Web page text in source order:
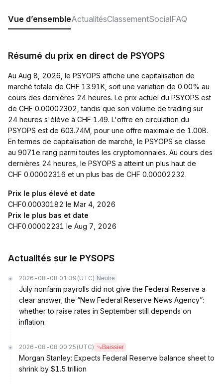
Vue d’ensembleActualitésClassementSocialFAQ
Résumé du prix en direct de PSYOPS
Au Aug 8, 2026, le PSYOPS affiche une capitalisation de
marché totale de CHF 13.91K, soit une variation de 0.00% au
cours des dernières 24 heures. Le prix actuel du PSYOPS est
de CHF 0.00002302, tandis que son volume de trading sur
24 heures s'élève à CHF 1.49. L'offre en circulation du
PSYOPS est de 603.74M, pour une offre maximale de 1.00B.
En termes de capitalisation de marché, le PSYOPS se classe
au 9071e rang parmi toutes les cryptomonnaies. Au cours des
dernières 24 heures, le PSYOPS a atteint un plus haut de
CHF 0.00002316 et un plus bas de CHF 0.00002232.
Prix le plus élevé et date
CHF0.00030182 le Mar 4, 2026
Prix le plus bas et date
CHF0.00002231 le Aug 7, 2026
Actualités sur le PYSOPS
2026-08-08 01:39 (UTC) Neutre
July nonfarm payrolls did not give the Federal Reserve a
clear answer; the “New Federal Reserve News Agency”:
whether to raise rates in September still depends on
inflation.
2026-08-08 00:25 (UTC) Baissier
Morgan Stanley: Expects Federal Reserve balance sheet to
shrink by $1.5 trillion